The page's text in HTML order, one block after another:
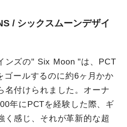
/ シックスムーンデザイ
ンズの" Six Moon "は、PCT
ゴールするのに約6ヶ月かか
名付けられました。オーナ
年にPCTを経験した際、ギ
く感じ、それが革新的な超